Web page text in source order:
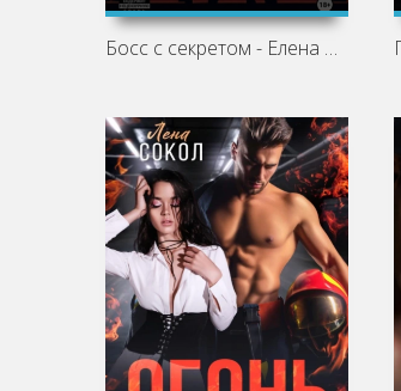
Босс с секретом - Елена Фокс